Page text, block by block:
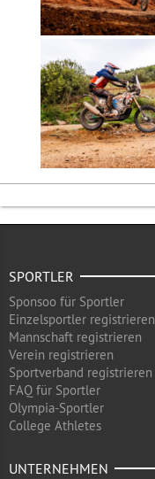
SPORTLER
Sponsoo für Sportler
Einzelsportler registrieren
Mannschaft registrieren
Verein registrieren
Sportverband registrieren
FAQ für Sportler
Olympia-Sportler
College Athletes
UNTERNEHMEN